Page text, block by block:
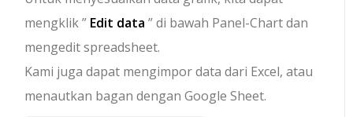
mengklik ” Edit data ” di bawah Panel-Chart dan
mengedit spreadsheet.
Kami juga dapat mengimpor data dari Excel, atau
menautkan bagan dengan Google Sheet.